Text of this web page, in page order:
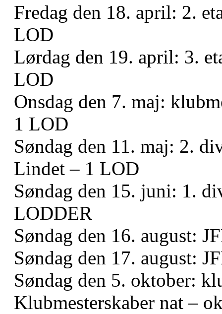
Fredag den 18. april: 2.
LOD
Lørdag den 19. april: 3.
LOD
Onsdag den 7. maj:
1 LOD
Søndag den 11. maj: 2.
Lindet – 1 LOD
Søndag den 15. juni: 1.
LODDER
Søndag den 16. august:
Søndag den 17. august:
Søndag den 5. oktober:
Klubmesterskaber nat –